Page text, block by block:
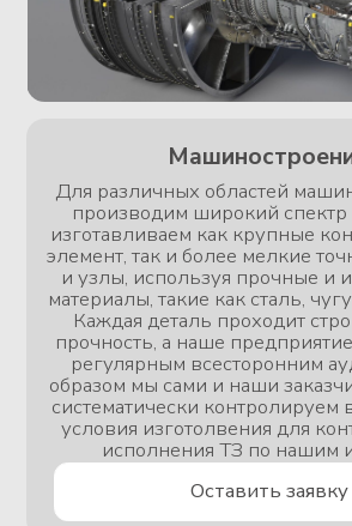
Дорожное строительство
разнообразные работы, ориентируясь на высокое
качество и соблюдение международных стандартов.
Мы строим как крупные инфраструктурные объекты,
так и более мелкие дорожные элементы, используя
современные и износостойкие материалы, такие как
асфальтобетон, бетон и геосинтетики. Каждая часть
проекта проходит строгие проверки на
устойчивость, долговечность и способность
выдерживать интенсивные нагрузки, что
гарантирует безопасную и продолжительную
эксплуатацию дорожных объектов в любых
климатических условиях.
Оставить заявку